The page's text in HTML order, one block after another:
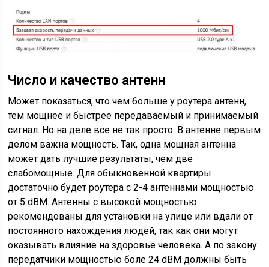
Число и качество антенн
Может показаться, что чем больше у роутера антенн,
тем мощнее и быстрее передаваемый и принимаемый
сигнал. Но на деле все не так просто. В антенне первым
делом важна мощность. Так, одна мощная антенна
может дать лучшие результаты, чем две
слабомощные. Для обыкновенной квартиры
достаточно будет роутера с 2-4 антеннами мощностью
от 5 dBM. Антенны с высокой мощностью
рекомендованы для установки на улице или вдали от
постоянного нахождения людей, так как они могут
оказывать влияние на здоровье человека. А по закону
передатчики мощностью боле 24 dBM должны быть